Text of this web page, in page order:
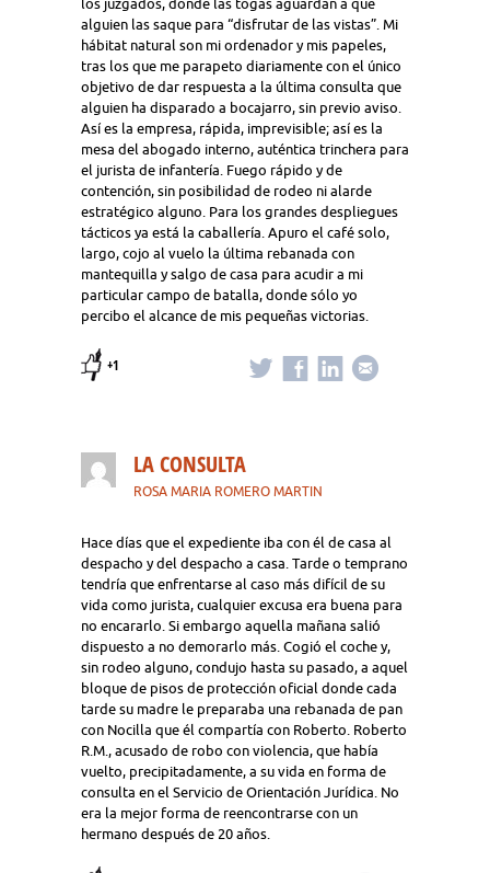
los juzgados, donde las togas aguardan a que
alguien las saque para “disfrutar de las vistas”. Mi
hábitat natural son mi ordenador y mis papeles,
tras los que me parapeto diariamente con el único
objetivo de dar respuesta a la última consulta que
alguien ha disparado a bocajarro, sin previo aviso.
Así es la empresa, rápida, imprevisible; así es la
mesa del abogado interno, auténtica trinchera para
el jurista de infantería. Fuego rápido y de
contención, sin posibilidad de rodeo ni alarde
estratégico alguno. Para los grandes despliegues
tácticos ya está la caballería. Apuro el café solo,
largo, cojo al vuelo la última rebanada con
mantequilla y salgo de casa para acudir a mi
particular campo de batalla, donde sólo yo
percibo el alcance de mis pequeñas victorias.
+1
LA CONSULTA
ROSA MARIA ROMERO MARTIN
Hace días que el expediente iba con él de casa al
despacho y del despacho a casa. Tarde o temprano
tendría que enfrentarse al caso más difícil de su
vida como jurista, cualquier excusa era buena para
no encararlo. Si embargo aquella mañana salió
dispuesto a no demorarlo más. Cogió el coche y,
sin rodeo alguno, condujo hasta su pasado, a aquel
bloque de pisos de protección oficial donde cada
tarde su madre le preparaba una rebanada de pan
con Nocilla que él compartía con Roberto. Roberto
R.M., acusado de robo con violencia, que había
vuelto, precipitadamente, a su vida en forma de
consulta en el Servicio de Orientación Jurídica. No
era la mejor forma de reencontrarse con un
hermano después de 20 años.